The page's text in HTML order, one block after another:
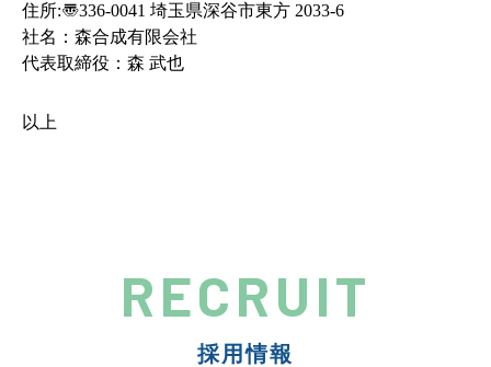
住所:〠336-0041 埼玉県深谷市東方 2033-6
社名：森合成有限会社
代表取締役：森 武也
以上
RECRUIT
採用情報